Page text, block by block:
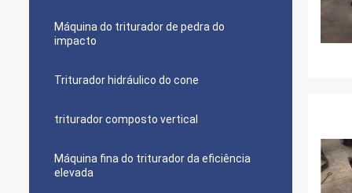
Máquina do triturador de pedra do
impacto
Triturador hidráulico do cone
triturador composto vertical
Máquina fina do triturador da eficiência
elevada